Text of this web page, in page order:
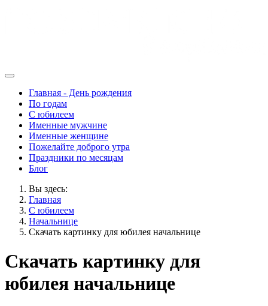
Главная - День рождения
По годам
С юбилеем
Именные мужчине
Именные женщине
Пожелайте доброго утра
Праздники по месяцам
Блог
Вы здесь:
Главная
С юбилеем
Начальнице
Скачать картинку для юбилея начальнице
Скачать картинку для
юбилея начальнице